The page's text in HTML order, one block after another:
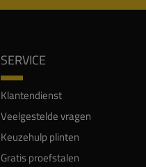
SERVICE
Klantendienst
Veelgestelde vragen
Keuzehulp plinten
Gratis proefstalen